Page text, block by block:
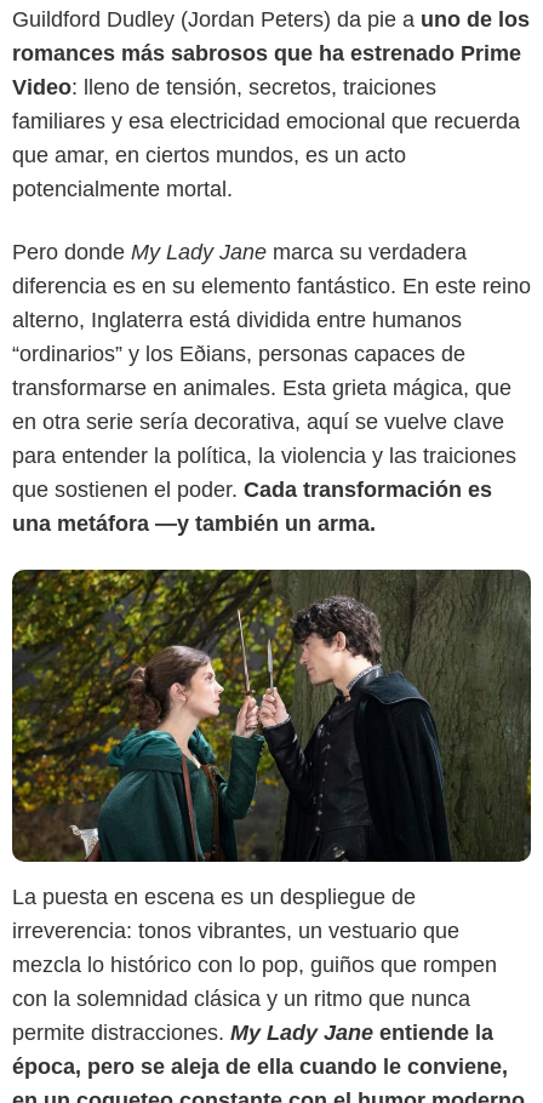
Guildford Dudley (Jordan Peters) da pie a uno de los
romances más sabrosos que ha estrenado Prime
Video: lleno de tensión, secretos, traiciones
familiares y esa electricidad emocional que recuerda
que amar, en ciertos mundos, es un acto
potencialmente mortal.
Pero donde My Lady Jane marca su verdadera
diferencia es en su elemento fantástico. En este reino
alterno, Inglaterra está dividida entre humanos
“ordinarios” y los Eðians, personas capaces de
transformarse en animales. Esta grieta mágica, que
en otra serie sería decorativa, aquí se vuelve clave
para entender la política, la violencia y las traiciones
que sostienen el poder. Cada transformación es
una metáfora —y también un arma.
Prime Video
La puesta en escena es un despliegue de
irreverencia: tonos vibrantes, un vestuario que
mezcla lo histórico con lo pop, guiños que rompen
con la solemnidad clásica y un ritmo que nunca
permite distracciones. My Lady Jane entiende la
época, pero se aleja de ella cuando le conviene,